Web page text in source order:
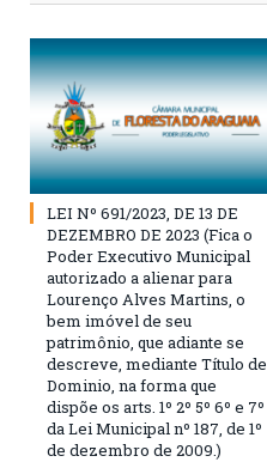
LEI Nº 691/2023, DE 13 DE
DEZEMBRO DE 2023 (Fica o
Poder Executivo Municipal
autorizado a alienar para
Lourenço Alves Martins, o
bem imóvel de seu
patrimônio, que adiante se
descreve, mediante Título de
Dominio, na forma que
dispõe os arts. 1º 2º 5º 6º e 7º
da Lei Municipal nº 187, de 1º
de dezembro de 2009.)